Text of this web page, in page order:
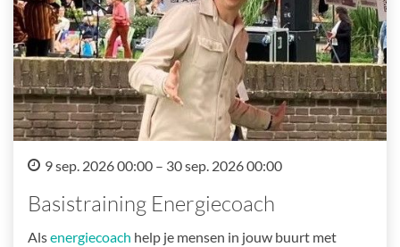
9 sep. 2026 00:00 – 30 sep. 2026 00:00
Basistraining Energiecoach
Alsenergiecoach help je mensen in jouw buurt met